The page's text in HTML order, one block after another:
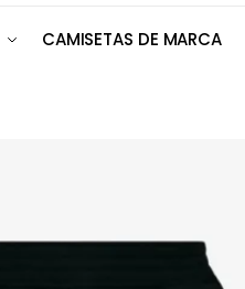
CAMISETAS DE MARCA